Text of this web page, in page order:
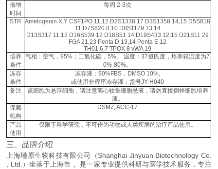
倍增
时间
每周 2-3次
STR
Amelogenin X,Y CSF1PO 11,12 D2S1338 17 D3S1358 14,15 D5S818
11 D7S820 8,10 D8S1179 13,14
D13S317 11,12 D16S539 12 D18S51 14 D19S433 12,15 D21S11 29
FGA 21,23 Penta D 13,14 Penta E 12
TH01 6,7 TPOX 8 vWA 19
培养
条件
气相：空气，95%；二氧化碳，5%。 温度：37摄氏度，培养箱湿度为7
0%-80%。
冻存
条件
冻存液：90%FBS，DMSO 10%,
或使用非程序冻存液：货号JY-H040
备注
该细胞为悬浮细胞，请注意离心收集细胞悬液，请勿直接倒掉细胞培养
液。
保藏
机构
DSMZ; ACC-17
产品
使用
仅限于科学研究，不可作为动物或人类疾病的治疗产品使用。
三、品牌介绍
上海瑾原生物科技有限公司（Shanghai Jinyuan Biotechnology Co.
, Ltd.）坐落于上海市， 是一家专业提供科研与医学技术服务，专注